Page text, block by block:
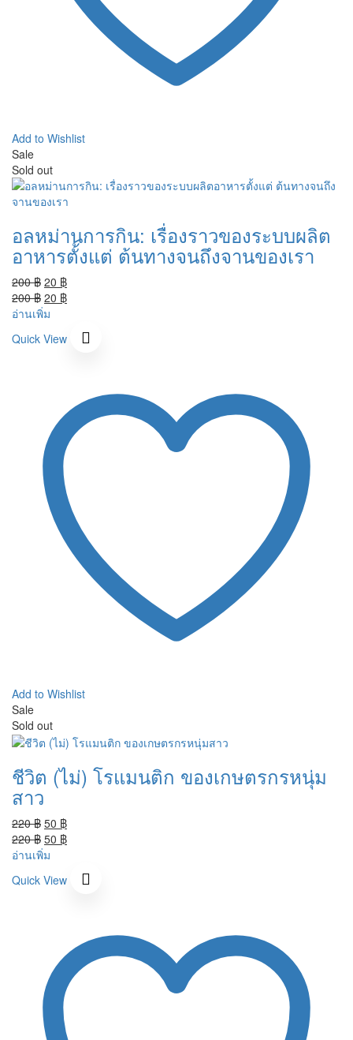
Add to Wishlist
Sale
Sold out
อลหม่านการกิน: เรื่องราวของระบบผลิต
อาหารตั้งแต่ ต้นทางจนถึงจานของเรา
200฿ Original
price
was:
20 ฿Current
price
200฿ Original
price
200 ฿.
20 ฿Current
20 ฿.
อ่านเพิ่ม
Quick View
Add to Wishlist
Sale
Sold out
ชีวิต (ไม่) โรแมนติก ของเกษตรกรหนุ่ม
สาว
220฿ Original
price
was:
50 ฿Current
price
220฿ Original
price
220 ฿.
50 ฿Current
50 ฿.
อ่านเพิ่ม
Quick View